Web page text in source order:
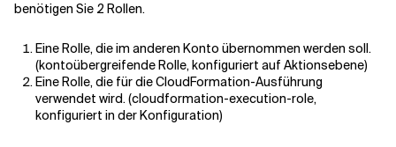
benötigen Sie 2 Rollen.
Eine Rolle, die im anderen Konto übernommen werden soll.
(kontoübergreifende Rolle, konfiguriert auf Aktionsebene)
Eine Rolle, die für die CloudFormation-Ausführung
verwendet wird. (cloudformation-execution-role,
konfiguriert in der Konfiguration)